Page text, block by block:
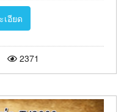
เอียด
2371